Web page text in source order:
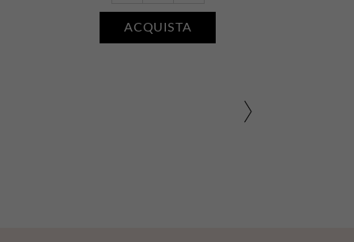
•
Avena
ACQUISTA